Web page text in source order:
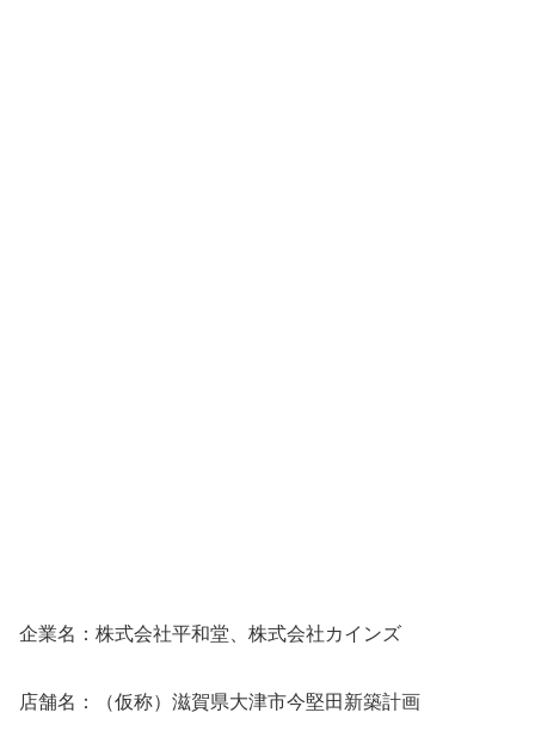
企業名：株式会社平和堂、株式会社カインズ
店舗名：（仮称）滋賀県大津市今堅田新築計画